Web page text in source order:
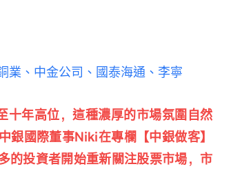
業、中金公司、國泰海通、李寧
十年高位，這種濃厚的市場氛圍自然
銀國際董事Niki在專欄【中銀做客】
的投資者開始重新關注股票市場，市